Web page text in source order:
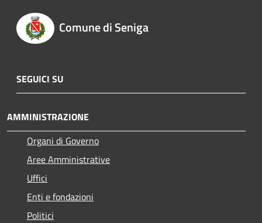
Comune di Seniga
SEGUICI SU
AMMINISTRAZIONE
Organi di Governo
Aree Amministrative
Uffici
Enti e fondazioni
Politici